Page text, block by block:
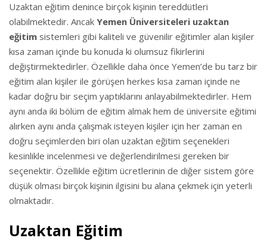
Uzaktan eğitim denince birçok kişinin tereddütleri
olabilmektedir. Ancak Yemen Üniversiteleri uzaktan
eğitim sistemleri gibi kaliteli ve güvenilir eğitimler alan kişiler
kısa zaman içinde bu konuda ki olumsuz fikirlerini
değiştirmektedirler. Özellikle daha önce Yemen’de bu tarz bir
eğitim alan kişiler ile görüşen herkes kısa zaman içinde ne
kadar doğru bir seçim yaptıklarını anlayabilmektedirler. Hem
aynı anda iki bölüm de eğitim almak hem de üniversite eğitimi
alırken aynı anda çalışmak isteyen kişiler için her zaman en
doğru seçimlerden biri olan uzaktan eğitim seçenekleri
kesinlikle incelenmesi ve değerlendirilmesi gereken bir
seçenektir. Özellikle eğitim ücretlerinin de diğer sistem göre
düşük olması birçok kişinin ilgisini bu alana çekmek için yeterli
olmaktadır.
Uzaktan Eğitim